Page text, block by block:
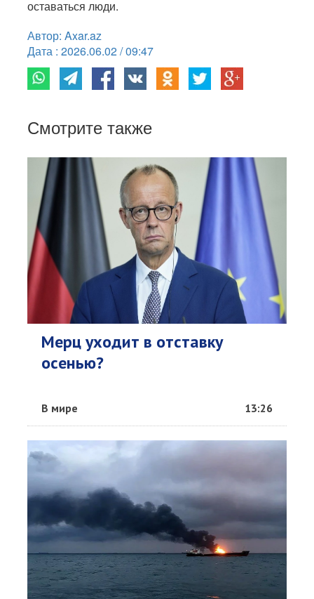
оставаться люди.
Автор: Axar.az
Дата : 2026.06.02 / 09:47
Смотрите также
Мерц уходит в отставку
осенью?
В мире 13:26